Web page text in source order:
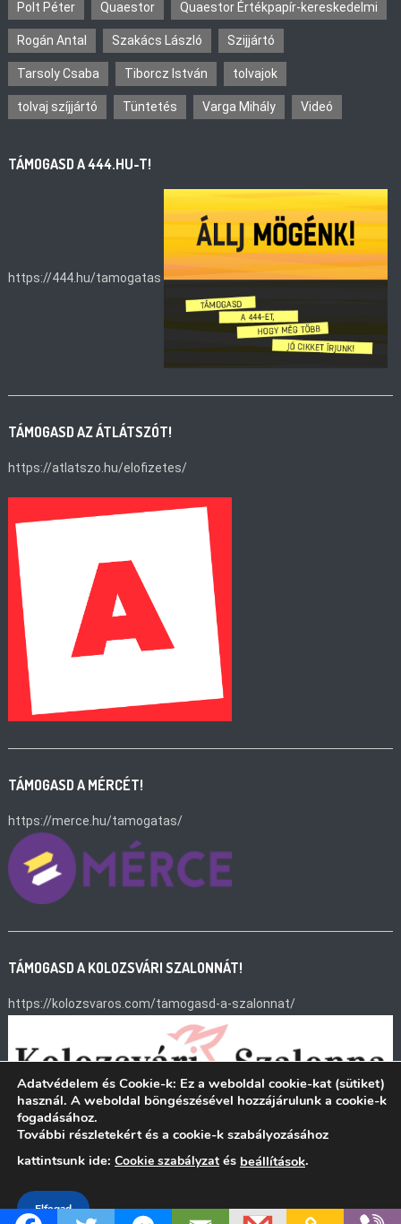
Polt Péter Quaestor Quaestor Értékpapír-kereskedelmi
Rogán Antal Szakács László Szijjártó
Tarsoly Csaba Tiborcz István tolvajok
tolvaj szíjjártó Tüntetés Varga Mihály Videó
TÁMOGASD A 444.HU-T!
https://444.hu/tamogatas
TÁMOGASD AZ ÁTLÁTSZÓT!
https://atlatszo.hu/elofizetes/
TÁMOGASD A MÉRCÉT!
https://merce.hu/tamogatas/
TÁMOGASD A KOLOZSVÁRI SZALONNÁT!
https://kolozsvaros.com/tamogasd-a-szalonnat/
Quaestor Károsultak Közösségek
Adatvédelem és Cookie-k: Ez a weboldal cookie-kat (sütiket)
használ. A weboldal böngészésével hozzájárulunk a cookie-k
fogadásához.
További részletekért és a cookie-k szabályozásához
kattintsunk ide: Cookie szabályzat és beállítások.
Elfogad